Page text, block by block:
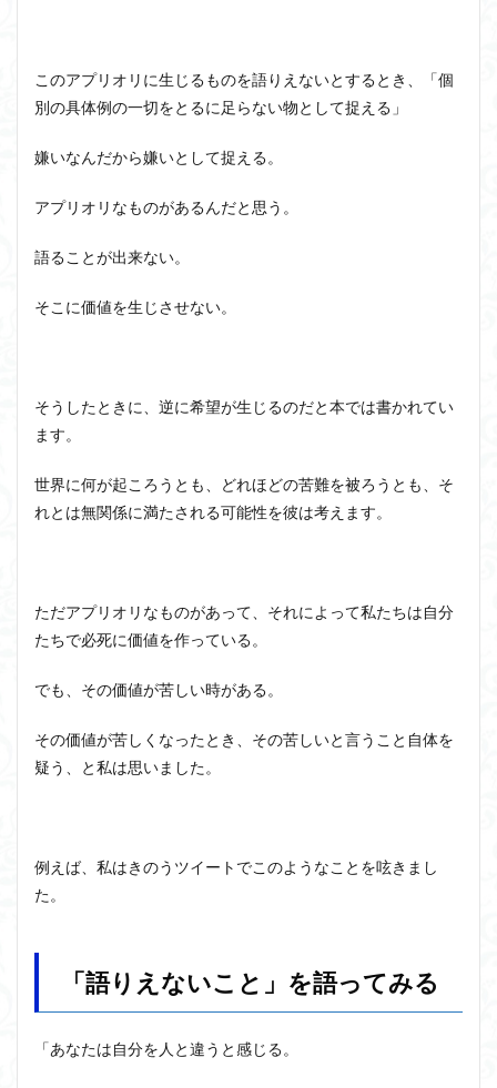
このアプリオリに生じるものを語りえないとするとき、「個
別の具体例の一切をとるに足らない物として捉える」
嫌いなんだから嫌いとして捉える。
アプリオリなものがあるんだと思う。
語ることが出来ない。
そこに価値を生じさせない。
そうしたときに、逆に希望が生じるのだと本では書かれてい
ます。
世界に何が起ころうとも、どれほどの苦難を被ろうとも、そ
れとは無関係に満たされる可能性を彼は考えます。
ただアプリオリなものがあって、それによって私たちは自分
たちで必死に価値を作っている。
でも、その価値が苦しい時がある。
その価値が苦しくなったとき、その苦しいと言うこと自体を
疑う、と私は思いました。
例えば、私はきのうツイートでこのようなことを呟きまし
た。
「語りえないこと」を語ってみる
「あなたは自分を人と違うと感じる。